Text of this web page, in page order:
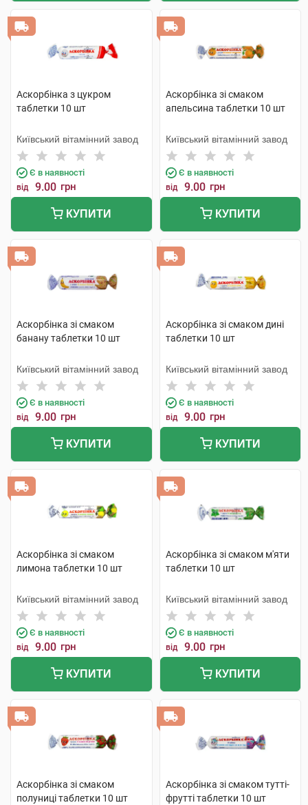
Аскорбінка з цукром
таблетки 10 шт
Київський вітамінний завод
Є в наявності
від 9.00 грн
КУПИТИ
Аскорбінка зі смаком
апельсина таблетки 10 шт
Київський вітамінний завод
Є в наявності
від 9.00 грн
КУПИТИ
Аскорбінка зі смаком
банану таблетки 10 шт
Київський вітамінний завод
Є в наявності
від 9.00 грн
КУПИТИ
Аскорбінка зі смаком дині
таблетки 10 шт
Київський вітамінний завод
Є в наявності
від 9.00 грн
КУПИТИ
Аскорбінка зі смаком
лимона таблетки 10 шт
Київський вітамінний завод
Є в наявності
від 9.00 грн
КУПИТИ
Аскорбінка зі смаком м'яти
таблетки 10 шт
Київський вітамінний завод
Є в наявності
від 9.00 грн
КУПИТИ
Аскорбінка зі смаком
полуниці таблетки 10 шт
Аскорбінка зі смаком тутті-
фрутті таблетки 10 шт